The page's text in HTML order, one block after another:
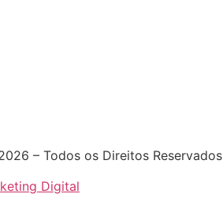
– Todos os Direitos Reservados
Digital